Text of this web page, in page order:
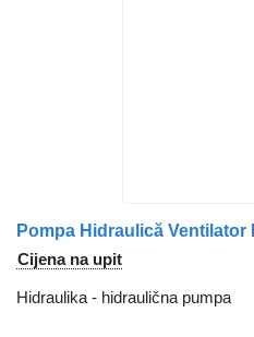
Cijena na upit
Hidraulika - hidraulična pumpa